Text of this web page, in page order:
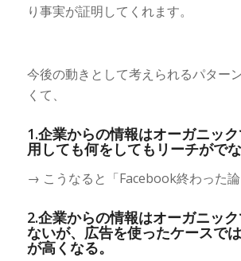
り事実が証明してくれます。
今後の動きとして考えられるパター
くて、
1.企業からの情報はオーガニッ
用しても何をしてもリーチがでな
→ こうなると「Facebook終わった論
2.企業からの情報はオーガニッ
ないが、広告を使ったケースで
が高くなる。